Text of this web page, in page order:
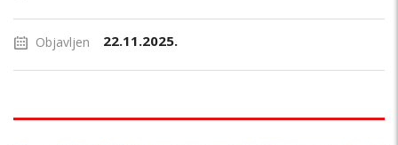
Objavljen 22.11.2025.